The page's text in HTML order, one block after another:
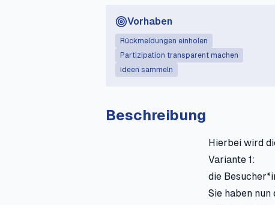
Vorhaben
Rückmeldungen einholen
Partizipation transparent machen
Ideen sammeln
Beschreibung
Hierbei wird
Variante 1:
die
Sie haben nun